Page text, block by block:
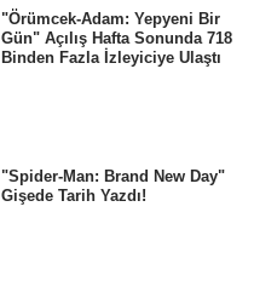
"Örümcek-Adam: Yepyeni Bir
Gün" Açılış Hafta Sonunda 718
Binden Fazla İzleyiciye Ulaştı
"Spider-Man: Brand New Day"
Gişede Tarih Yazdı!